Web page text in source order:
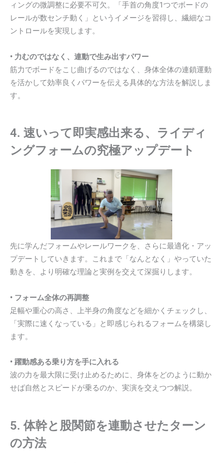
ィングの微調整に必要不可欠。「手首の角度1つでボードの
レールが数センチ動く」というイメージを習得し、繊細なコ
ントロールを実現します。
• 力むのではなく、連動で生み出すパワー
筋力でボードをこじ曲げるのではなく、身体全体の連鎖運動
を活かして効率良くパワーを伝える具体的な方法を解説しま
す。
4. 速いって即実感出来る、ライディ
ングフォームの究極アップデート
先に学んだフォームやレールワークを、さらに最適化・アッ
プデートしていきます。これまで「なんとなく」やっていた
動きを、より明確な理論と実例を交えて深掘りします。
• フォーム全体の再調整
足幅や重心の高さ、上半身の角度などを細かくチェックし、
「実際に速くなっている」と即感じられるフォームを構築し
ます。
• 躍動感ある乗り方を手に入れる
波の力を最大限に受け止めるために、身体をどのように動か
せば自然とスピードが乗るのか、実演を交えつつ解説。
5. 体幹と股関節を連動させたターン
の方法